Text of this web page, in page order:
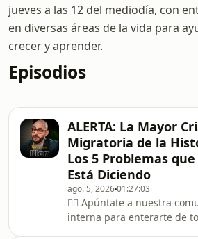
jueves a las 12 del mediodía, con
en diversas áreas de la vida para
crecer y aprender.
Episodios
ALERTA: La Mayor
Migratoria de la
Los 5 Problemas
Está Diciendo
ago. 5, 202601:27:03
👉🏽 Apúntate a nuestra
interna para enterarte de